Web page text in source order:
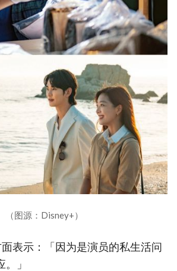
（图源：Disney+）
表示：「因为是演员的私生活问
」